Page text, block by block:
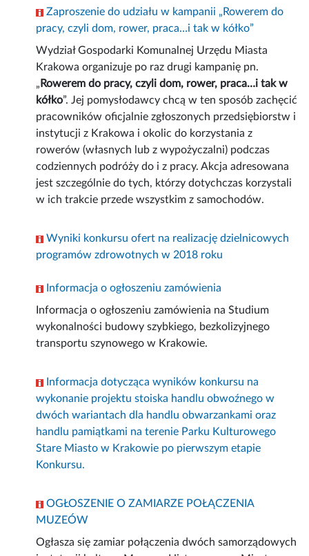
Zaproszenie do udziału w kampanii „Rowerem do
pracy, czyli dom, rower, praca…i tak w kółko”
Wydział Gospodarki Komunalnej Urzędu Miasta
Krakowa organizuje po raz drugi kampanię pn.
„ Rowerem do pracy, czyli dom, rower, praca…i tak w
kółko”. Jej pomysłodawcy chcą w ten sposób zachęcić
pracowników oficjalnie zgłoszonych przedsiębiorstw i
instytucji z Krakowa i okolic do korzystania z
rowerów (własnych lub z wypożyczalni) podczas
codziennych podróży do i z pracy. Akcja adresowana
jest szczególnie do tych, którzy dotychczas korzystali
w ich trakcie przede wszystkim z samochodów.
Wyniki konkursu ofert na realizację dzielnicowych
programów zdrowotnych w 2018 roku
Informacja o ogłoszeniu zamówienia
Informacja o ogłoszeniu zamówienia na Studium
wykonalności budowy szybkiego, bezkolizyjnego
transportu szynowego w Krakowie.
Informacja dotycząca wyników konkursu na
wykonanie projektu stoiska handlu obwoźnego w
dwóch wariantach dla handlu obwarzankami oraz
handlu pamiątkami na terenie Parku Kulturowego
Stare Miasto w Krakowie po pierwszym etapie
Konkursu.
OGŁOSZENIE O ZAMIARZE POŁĄCZENIA
MUZEÓW
Ogłasza się zamiar połączenia dwóch samorządowych